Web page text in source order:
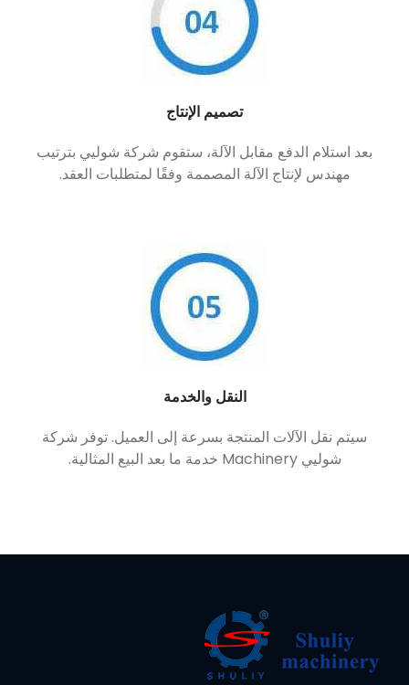
تصميم الإنتاج
بعد استلام الدفع مقابل الآلة، ستقوم شركة شوليي بترتيب
مهندس لإنتاج الآلة المصممة وفقًا لمتطلبات العقد.
النقل والخدمة
سيتم نقل الآلات المنتجة بسرعة إلى العميل. توفر شركة
شوليي Machinery خدمة ما بعد البيع المثالية.